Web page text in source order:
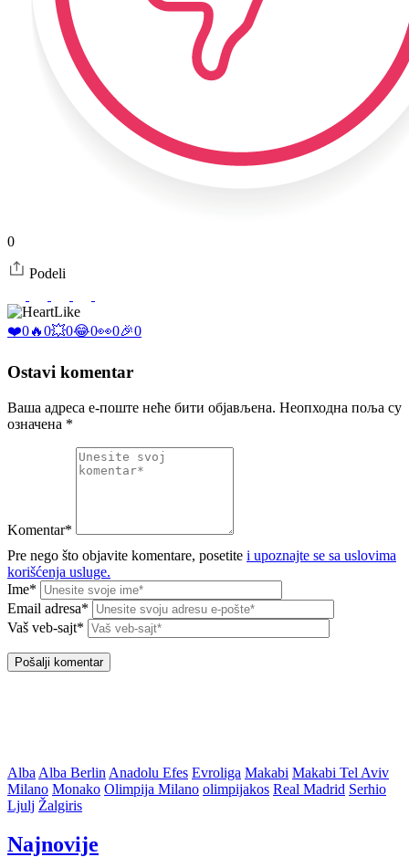
0
Podeli
Like
❤️0🔥0💥0😂0👀0🎉0
Ostavi komentar
Ваша адреса е-поште неће бити објављена. Неопходна поља су
означена *
Komentar*
Pre nego što objavite komentare, posetite i upoznajte se sa uslovima
korišćenja usluge.
Ime*
Email adresa*
Vaš veb-sajt*
Alba Alba Berlin Anadolu Efes Evroliga Makabi Makabi Tel Aviv
Milano Monako Olimpija Milano olimpijakos Real Madrid Serhio
Ljulj Žalgiris
Najnovije